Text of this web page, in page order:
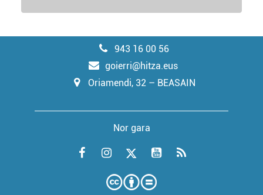
943 16 00 56
goierri@hitza.eus
Oriamendi, 32 – BEASAIN
Nor gara